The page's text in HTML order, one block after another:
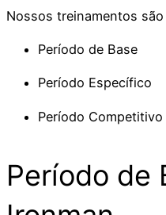
Nossos treinamentos
Período de Base
Período Específico
Período Competitivo
Período de